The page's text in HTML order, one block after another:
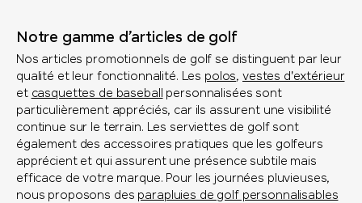
Notre gamme d’articles de golf
Nos articles promotionnels de golf se distinguent par leur
qualité et leur fonctionnalité. Les polos,vestes d'extérieur
et casquettes de baseball
personnalisées sont
particulièrement appréciés, car ils assurent une visibilité
continue sur le terrain. Les serviettes de golf sont
également des accessoires pratiques que les golfeurs
apprécient et qui assurent une présence subtile mais
efficace de votre marque. Pour les journées pluvieuses,
nous proposons des parapluies de golf personnalisables